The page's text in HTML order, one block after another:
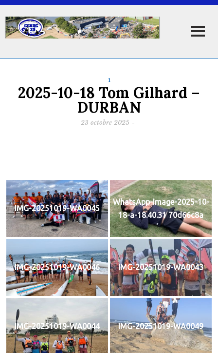
1
2025-10-18 Tom Gilhard –
DURBAN
23 octobre 2025 -
IMG-20251019-WA0045
WhatsApp-Image-2025-10-
18-a-18.40.31 70d66c8a
IMG-20251019-WA0046 IMG-20251019-WA0043
IMG-20251019-WA0044 IMG-20251019-WA0049